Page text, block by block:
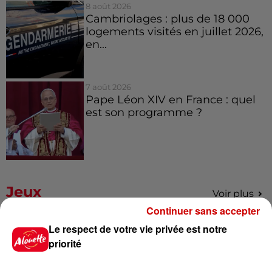
8 août 2026
Cambriolages : plus de 18 000
logements visités en juillet 2026,
en...
7 août 2026
Pape Léon XIV en France : quel
est son programme ?
Jeux Voir plus
Gagnez vos places pour le
festival Marché Gourmand 2026
Le respect de votre vie privée est notre
priorité
Continuer sans accepter